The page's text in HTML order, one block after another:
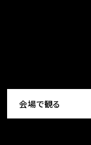
会場で観る